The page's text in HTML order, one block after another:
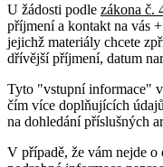
U žádosti podle zákona č.
příjmení a kontakt na vás
jejichž materiály chcete
dřívější příjmení, datum
Tyto "vstupní informace"
čím více doplňujících
na dohledání příslušných
V případě, že vám nejde o